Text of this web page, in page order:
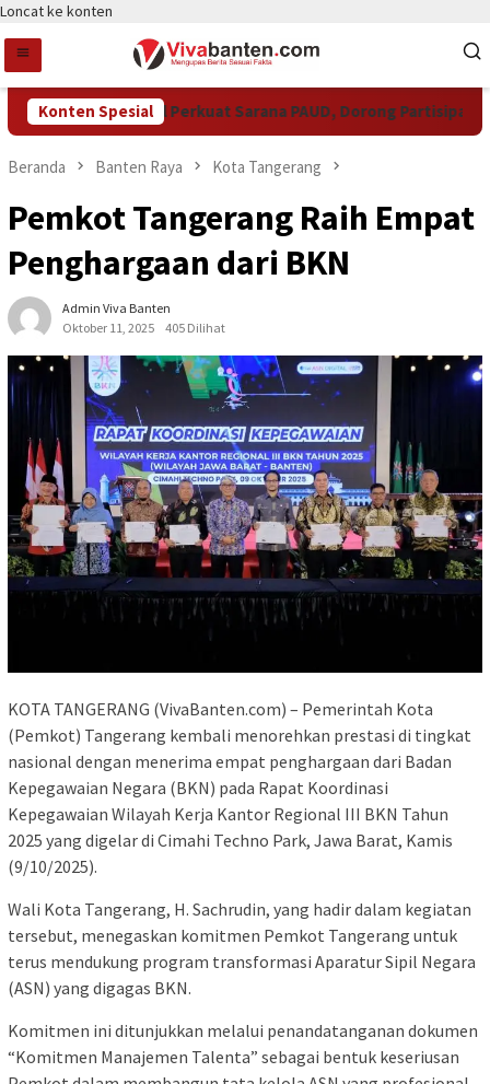
Loncat ke konten
Konten Spesial
Pemkot Tangsel Perkuat Sarana PAUD, Dorong Partisipasi
Beranda Banten Raya Kota Tangerang
Pemkot Tangerang Raih Empat
Penghargaan dari BKN
Admin Viva Banten
Oktober 11, 2025
405 Dilihat
KOTA TANGERANG (VivaBanten.com) – Pemerintah Kota
(Pemkot) Tangerang kembali menorehkan prestasi di tingkat
nasional dengan menerima empat penghargaan dari Badan
Kepegawaian Negara (BKN) pada Rapat Koordinasi
Kepegawaian Wilayah Kerja Kantor Regional III BKN Tahun
2025 yang digelar di Cimahi Techno Park, Jawa Barat, Kamis
(9/10/2025).
Wali Kota Tangerang, H. Sachrudin, yang hadir dalam kegiatan
tersebut, menegaskan komitmen Pemkot Tangerang untuk
terus mendukung program transformasi Aparatur Sipil Negara
(ASN) yang digagas BKN.
Komitmen ini ditunjukkan melalui penandatanganan dokumen
“Komitmen Manajemen Talenta” sebagai bentuk keseriusan